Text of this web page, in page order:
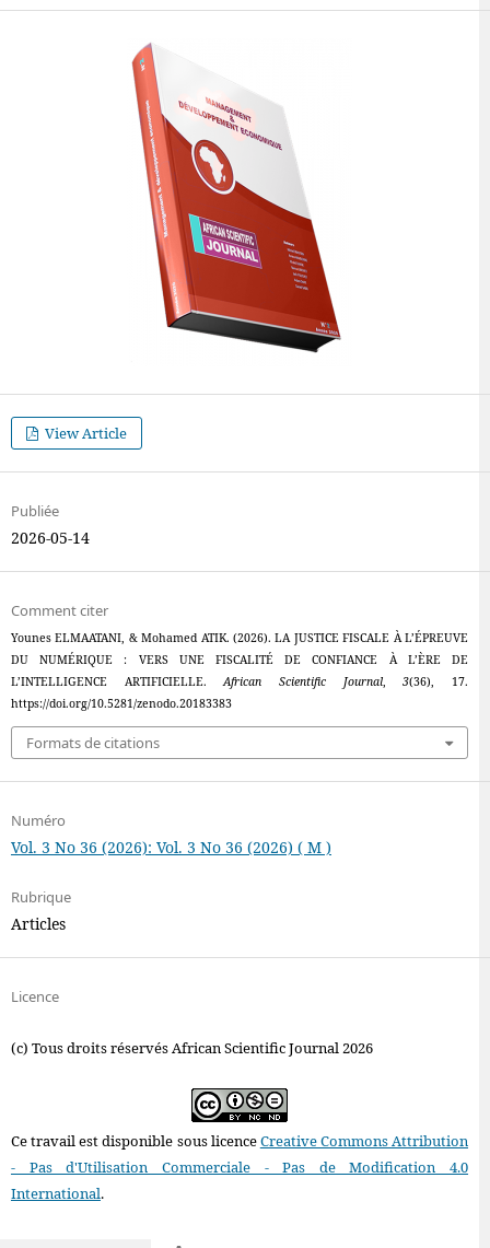
View Article
Publiée
2026-05-14
Comment citer
Younes ELMAATANI, & Mohamed ATIK. (2026). LA JUSTICE FISCALE À L’ÉPREUVE
DU NUMÉRIQUE : VERS UNE FISCALITÉ DE CONFIANCE À L’ÈRE DE
L’INTELLIGENCE ARTIFICIELLE.African Scientific Journal,3(36), 17.
https://doi.org/10.5281/zenodo.20183383
Formats de citations
Numéro
Vol. 3 No 36 (2026): Vol. 3 No 36 (2026) ( M )
Rubrique
Articles
Licence
(c) Tous droits réservés African Scientific Journal 2026
Ce travail est disponible sous licenceCreative Commons Attribution
- Pas d'Utilisation Commerciale - Pas de Modification 4.0
International.